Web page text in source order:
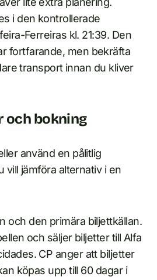
i den kontrollerade
Ferreiras kl. 21:39. Den
fortfarande, men bekräfta
transport innan du kliver
och bokning
använd en pålitlig
vill jämföra alternativ i en
och den primära biljettkällan.
och säljer biljetter till Alfa
CP anger att biljetter
köpas upp till 60 dagar i